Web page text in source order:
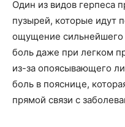
Один из видов герпеса
пузырей, которые идут
ощущение сильнейшего
боль даже при легком
из-за опоясывающего
боль в пояснице,
прямой связи с